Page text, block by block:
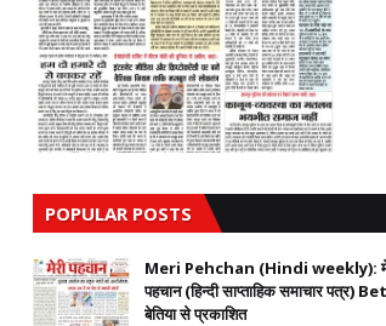
POPULAR POSTS
Meri Pehchan (Hindi weekly):
पहचान (हिन्दी साप्ताहिक समाचार पत्र)
बेतिया से प्रकाशित